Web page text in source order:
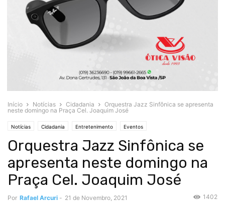
Início Notícias Cidadania
Orquestra Jazz Sinfônica se apresenta
neste domingo na Praça Cel. Joaquim José
Notícias Cidadania Entretenimento Eventos
Orquestra Jazz Sinfônica se
apresenta neste domingo na
Praça Cel. Joaquim José
Por Rafael Arcuri - 21 de Novembro, 2021 1402